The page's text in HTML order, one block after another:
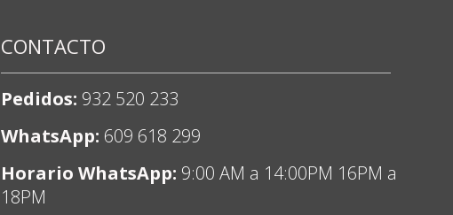
CONTACTO
Pedidos: 932 520 233
WhatsApp: 609 618 299
Horario WhatsApp: 9:00 AM a 14:00PM 16PM a
18PM